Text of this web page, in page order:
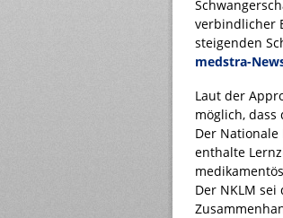
verbindlicher
steigenden
medstra-
Laut der
möglich,
Der Nationale
enthalte
Der NKLM